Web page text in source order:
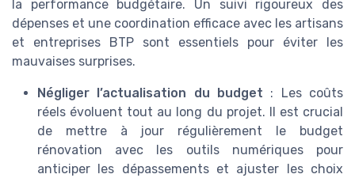
la performance budgétaire. Un suivi rigoureux des
dépenses et une coordination efficace avec les artisans
et entreprises BTP sont essentiels pour éviter les
mauvaises surprises.
Négliger l’actualisation du budget : Les coûts
réels évoluent tout au long du projet. Il est crucial
de mettre à jour régulièrement le budget
rénovation avec les outils numériques pour
anticiper les dépassements et ajuster les choix